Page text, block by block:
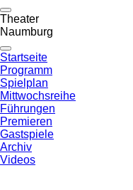
Theater
Naumburg
Startseite
Programm
Spielplan
Mittwochsreihe
Führungen
Premieren
Gastspiele
Archiv
Videos